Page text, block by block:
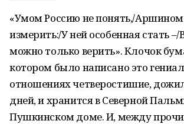
«Умом Россию не понять,/
измерить:/У ней особенная стать –/
можно только верить». Клочок
котором было написано это
отношениях четверостишие,
дней, и хранится в Северной
Пушкинском доме. И, между